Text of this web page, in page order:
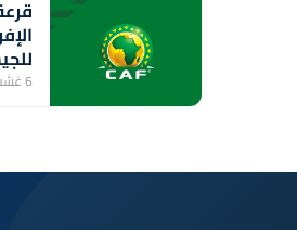
6 غشت 2026 - 14:08